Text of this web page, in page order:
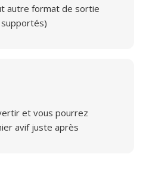
autre format de sortie
et vous pourrez
avif juste après